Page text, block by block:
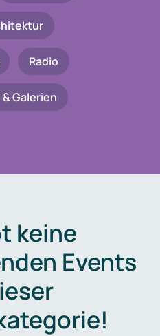
Radio
Galerien
keine
Events